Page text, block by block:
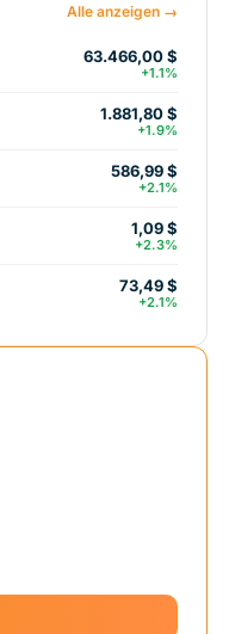
Alle anzeigen →
63.466,00 $
+1.1%
1.881,80 $
+1.9%
586,99 $
+2.1%
1,09 $
+2.3%
73,49 $
+2.1%